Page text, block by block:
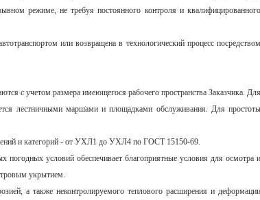
режиме, не требуя постоянного контроля и квалифицированного
или возвращена в технологический процесс посредством
с учетом размера имеющегося рабочего пространства Заказчика. Для
лестничными маршами и площадками обслуживания. Для простоты
и категорий - от УХЛ1 до УХЛ4 по ГОСТ 15150-69.
погодных условий обеспечивает благоприятные условия для осмотра и
укрытием.
а также неконтролируемого теплового расширения и деформации